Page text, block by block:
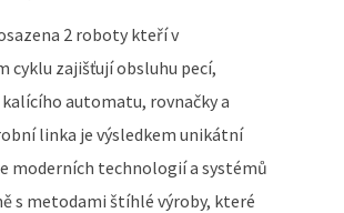
2 roboty kteří v
cyklu zajišťují obsluhu pecí,
automatu, rovnačky a
linka je výsledkem unikátní
moderních technologií a systémů
s metodami štíhlé výroby, které